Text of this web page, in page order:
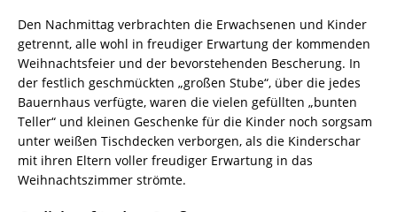
Den Nachmittag verbrachten die Erwachsenen und Kinder
getrennt, alle wohl in freudiger Erwartung der kommenden
Weihnachtsfeier und der bevorstehenden Bescherung. In
der festlich geschmückten „großen Stube“, über die jedes
Bauernhaus verfügte, waren die vielen gefüllten „bunten
Teller“ und kleinen Geschenke für die Kinder noch sorgsam
unter weißen Tischdecken verborgen, als die Kinderschar
mit ihren Eltern voller freudiger Erwartung in das
Weihnachtszimmer strömte.